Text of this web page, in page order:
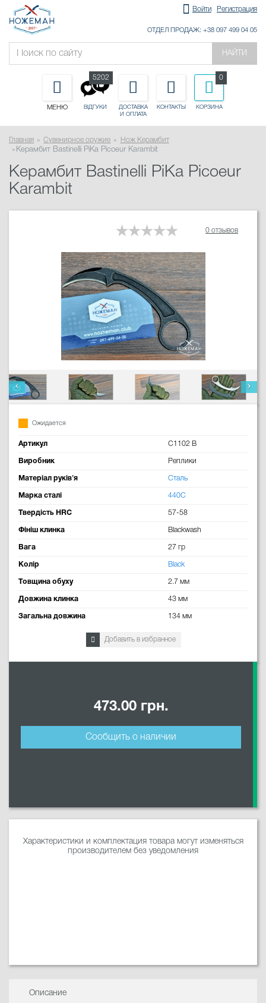
Войти Регистрация
ОТДЕЛ ПРОДАЖ: +38 097 499 04 05
НАЙТИ
МЕНЮ ВІДГУКИ
5202
ДОСТАВКА
И ОПЛАТА
КОНТАКТЫ КОРЗИНА
0
Главная Сувенирное оружие
Нож Керамбит
Керамбит Bastinelli PiKa Picoeur Karambit
Керамбит Bastinelli PiKa Picoeur
Karambit
0 отзывов
Ожидается
Артикул C1102 B
Виробник Реплики
Матеріал руків'я Сталь
Марка сталі 440C
Твердість HRC 57-58
Фініш клинка Blackwash
Вага 27 гр
Колір Black
Товщина обуху 2.7 мм
Довжина клинка 43 мм
Загальна довжина 134 мм
Добавить в избранное
473.00 грн.
Сообщить о наличии
Характеристики и комплектация товара могут изменяться
производителем без уведомления
Описание